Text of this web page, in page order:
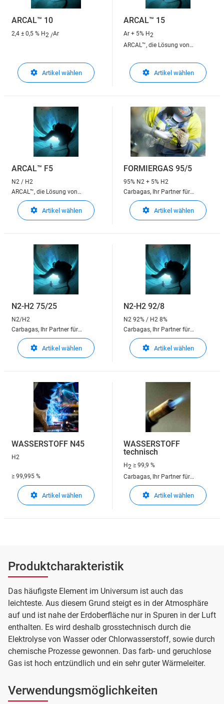
ARCAL™ 10
2,4 ± 0,5 % H2 /Ar
ARCAL™, die Lösung von
Carbagas für Schweiss-
Schutzgase zum
Artikel wählen
ARCAL™ 15
Ar + 5% H2
ARCAL™, die Lösung von
Schutzgase zum
Lichtbogenschweissen
Artikel wählen
ARCAL™ F5
N2 / H2
ARCAL™, die Lösung von
Carbagas für Schweiss-
Schutzgase zum
Lichtbogenschweissen
Artikel wählen
FORMIERGAS 95/5
95% N2 + 5% H2
Carbagas, Ihr Partner für
technische Gase
Artikel wählen
N2-H2 75/25
N2/H2
Carbagas, Ihr Partner für
technische Gase
Artikel wählen
N2-H2 92/8
N2 92% / H2 8%
Carbagas, Ihr Partner für
technische Gase
Artikel wählen
WASSERSTOFF N45
H2
≥ 99,995 %
Carbagas, Ihr Partner für
technische GaseArtikel wählen
WASSERSTOFF
technisch
H2 ≥ 99,9 %
Carbagas, Ihr Partner für
technische Gase
Artikel wählen
Produktcharakteristik
Das häufigste Element im Universum ist auch das
leichteste. Aus diesem Grund steigt es in der Atmosphäre
auf und ist nahe der Erdoberfläche nur in Spuren in der Luft
enthalten. Es wird deshalb grosstechnisch durch die
Elektrolyse von Wasser oder Chlorwasserstoff, sowie durch
chemische Prozesse gewonnen. Das farb- und geruchlose
Gas ist hoch entzündlich und ein sehr guter Wärmeleiter.
Verwendungsmöglichkeiten